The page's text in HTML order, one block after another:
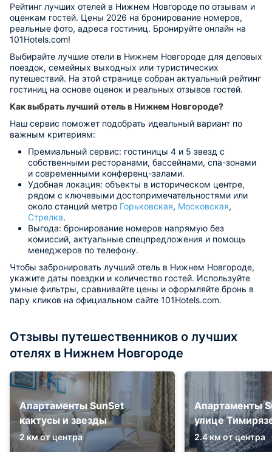
Рейтинг лучших отелей в Нижнем Новгороде по отзывам и
оценкам гостей. Цены 2026 на бронирование номеров,
реальные фото, адреса гостиниц. Бронируйте онлайн на
101Hotels.com!
Выбирайте лучшие отели в Нижнем Новгороде для деловых
поездок, семейных выходных или туристических
путешествий. На этой странице собран актуальный рейтинг
гостиниц на основе оценок и реальных отзывов гостей.
Как выбрать лучший отель в Нижнем Новгороде?
Наш сервис поможет подобрать идеальный вариант по
важным критериям:
Премиальный сервис: гостиницы 4 и 5 звезд с
собственными ресторанами, бассейнами, спа-зонами
и современными конференц-залами.
Удобная локация: объекты в историческом центре,
рядом с ключевыми достопримечательностями или
около станций метро Горьковская, Московская,
Стрелка.
Выгода: бронирование номеров напрямую без
комиссий, актуальные спецпредложения и помощь
менеджеров по телефону.
Чтобы забронировать лучший отель в Нижнем Новгороде,
укажите даты поездки и количество гостей. Используйте
умные фильтры, сравнивайте цены и оформляйте бронь в
пару кликов на официальном сайте 101Hotels.com.
Отзывы путешественников о лучших
отелях в Нижнем Новгороде
Апартаменты SunSet
кактусы и звезды
2 км от центра
Апартаменты
улице
2.4 км от центра